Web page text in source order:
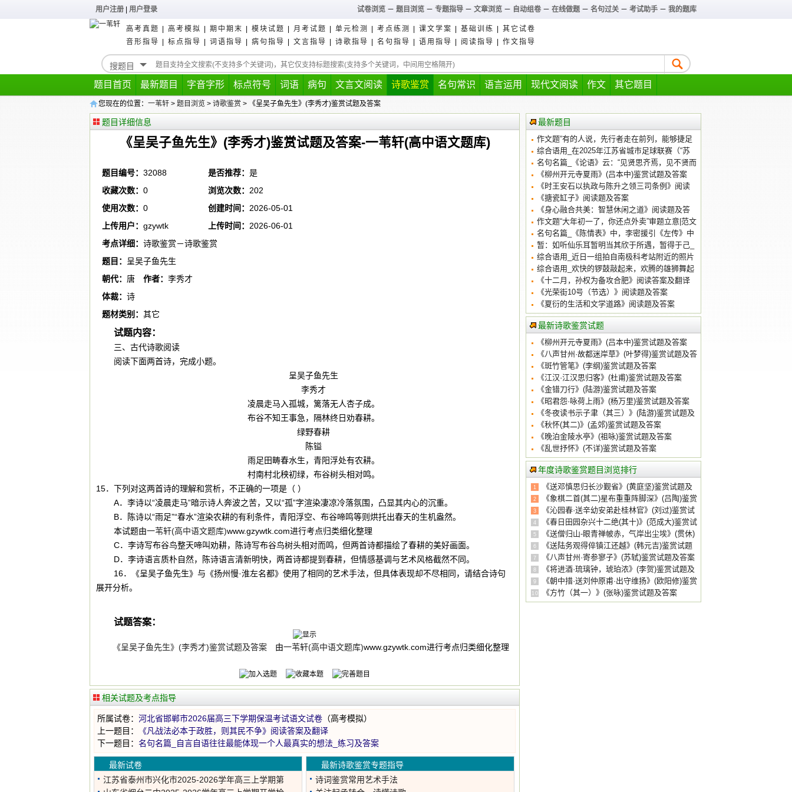
用户注册 用户登录 试卷浏览 － 题目浏览 － 专题指导 － 文章浏览 － 自动组卷－ 在线做题 － 名句过关 － 考试助手 － 我的题库
高考真题 高考模拟 期中期末 模块试题 月考试题 单元检测 考点练测 课文学案 基础训练
其它试卷
音形指导
标点指导 词语指导 病句指导 文言指导 诗歌指导 名句指导 语用指导 阅读指导 作文指导
题目首页 最新题目 字音字形 标点符号 词语 病句 文言文阅读 诗歌鉴赏 名句常识 语言运用 现代文阅读 作文 其它题目
您现在的位置：一苇轩 >题目浏览> 诗歌鉴赏> 《呈吴子鱼先生》(李秀才)鉴赏试题及答案
题目详细信息
《呈吴子鱼先生》(李秀才)鉴赏试题及答案-一苇轩(高中语文题库)
题目编号： 32088 是否推荐： 是
收藏次数： 0 浏览次数： 202
使用次数： 0 创建时间： 2026-05-01
上传用户： gzywtk 上传时间： 2026-06-01
考点详细： 诗歌鉴赏－诗歌鉴赏
题目： 呈吴子鱼先生
朝代： 唐 作者： 李秀才
体裁： 诗
题材类别： 其它
试题内容：
三、古代诗歌阅读
阅读下面两首诗，完成小题。
呈吴子鱼先生
李秀才
凌晨走马入孤城，篱落无人杏子成。
布谷不知王事急，隔林终日劝春耕。
绿野春耕
陈镒
雨足田畴春水生，青阳浮处有农耕。
村南村北秧初绿，布谷树头相对鸣。
15．下列对这两首诗的理解和赏析，不正确的一项是（ ）
A．李诗以“凌晨走马”暗示诗人奔波之苦，又以“孤”字渲染凄凉冷落氛围，凸显其内心的沉重。
B．陈诗以“雨足”“春水”渲染农耕的有利条件，青阳浮空、布谷啼鸣等则烘托出春天的生机盎然。
本试题由一苇轩(高中语文题库)www.gzywtk.com进行考点归类细化整理
C．李诗写布谷鸟整天啼叫劝耕，陈诗写布谷鸟树头相对而鸣，但两首诗都描绘了春耕的美好画面。
D．李诗语言质朴自然，陈诗语言清新明快，两首诗都提到春耕，但情感基调与艺术风格截然不同。
16．《呈吴子鱼先生》与《扬州慢·淮左名都》使用了相同的艺术手法，但具体表现却不尽相同，请结合诗句
展开分析。
试题答案：
《呈吴子鱼先生》(李秀才)鉴赏试题及答案 由一苇轩(高中语文题库)www.gzywtk.com进行考点归类细化整理
相关试题及考点指导
所属试卷： 河北省邯郸市2026届高三下学期保温考试语文试卷 （高考模拟）
上一题目：
《凡战法必本于政胜，则其民不争》阅读答案及翻译
下一题目： 名句名篇_自言自语往往最能体现一个人最真实的想法_练习及答案
最新试卷
江苏省泰州市兴化市2025-2026学年高三上学期第
最新诗歌鉴赏专题指导
诗词鉴赏常用艺术手法
最新题目
作文题“有的人说，先行者走在前列，能够捷足
先登”审题立意|范文
综合语用_在2025年江苏省城市足球联赛（“苏
超”）的赛场上
名句名篇_《论语》云：“见贤思齐焉，见不贤而
内自省也。”荀子在《劝学》中也用_练习及答案
《柳州开元寺夏雨》(吕本中)鉴赏试题及答案
《时王安石以执政与陈升之领三司条例》阅读
答案及翻译
《搪瓷缸子》阅读题及答案
《身心融合共美：智慧休闲之道》阅读题及答
案 作文题“大年初一了，你还点外卖”审题立意|范文
名句名篇_《陈情表》中，李密援引《左传》中
的典故_练习及答案
暂：如听仙乐耳暂明当其欣于所遇，暂得于己_
阅读答案及翻译
综合语用_近日一组拍自南极科考站附近的照片
引发关注
综合语用_欢快的锣鼓敲起来，欢腾的雄狮舞起
来
《十二月，孙权为备攻合肥》阅读答案及翻译
《光荣街10号（节选）》阅读题及答案
《夏衍的生活和文学道路》阅读题及答案
最新诗歌鉴赏试题
《柳州开元寺夏雨》(吕本中)鉴赏试题及答案
《八声甘州·故都迷岸草》(叶梦得)鉴赏试题及答
案
《斑竹管笔》(李纲)鉴赏试题及答案
《江汉·江汉思归客》(杜甫)鉴赏试题及答案
《金错刀行》(陆游)鉴赏试题及答案
《昭君怨·咏荷上雨》(杨万里)鉴赏试题及答案
《冬夜读书示子聿（其三）》(陆游)鉴赏试题及
答案《秋怀(其二)》(孟郊)鉴赏试题及答案
《晚泊金陵水亭》(祖咏)鉴赏试题及答案
《乱世抒怀》(不详)鉴赏试题及答案
年度诗歌鉴赏题目浏览排行
1
《送邓慎思归长沙觐省》(黄庭坚)鉴赏试题及
答案
2
《象棋二首(其二)星布重重阵脚深》(吕陶)鉴赏
试题及答案
3
《沁园春·送辛幼安弟赴桂林官》(刘过)鉴赏试
题及答案
4
《春日田园杂兴十二绝(其十)》(范成大)鉴赏试
题及答案
5
《送僧归山-眼青禅帔赤，气岸出尘埃》(贯休)
鉴赏试题及答案
6
《送陆务观得倅镇江还越》(韩元吉)鉴赏试题
及答案
7 《八声甘州·寄参寥子》(苏轼)鉴赏试题及答案
8
《将进酒·琉璃钟，琥珀浓》(李贺)鉴赏试题及
答案
9
《朝中措·送刘仲原甫·出守维扬》(欧阳修)鉴赏
试题及答案
10 《方竹（其一）》(张咏)鉴赏试题及答案